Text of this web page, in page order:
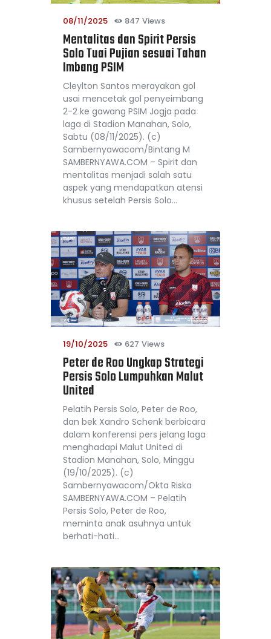
08/11/2025 847 Views
Mentalitas dan Spirit Persis
Solo Tuai Pujian sesuai Tahan
Imbang PSIM
Cleylton Santos merayakan gol
usai mencetak gol penyeimbang
2-2 ke gawang PSIM Jogja pada
laga di Stadion Manahan, Solo,
Sabtu (08/11/2025). (c)
Sambernyawacom/Bintang M
SAMBERNYAWA.COM – Spirit dan
mentalitas menjadi salah satu
aspek yang mendapatkan atensi
khusus setelah Persis Solo…
19/10/2025 627 Views
Peter de Roo Ungkap Strategi
Persis Solo Lumpuhkan Malut
United
Pelatih Persis Solo, Peter de Roo,
dan bek Xandro Schenk berbicara
dalam konferensi pers jelang laga
menghadapi Malut United di
Stadion Manahan, Solo, Minggu
(19/10/2025). (c)
Sambernyawacom/Okta Riska
SAMBERNYAWA.COM – Pelatih
Persis Solo, Peter de Roo,
meminta anak asuhnya untuk
berhati-hati…